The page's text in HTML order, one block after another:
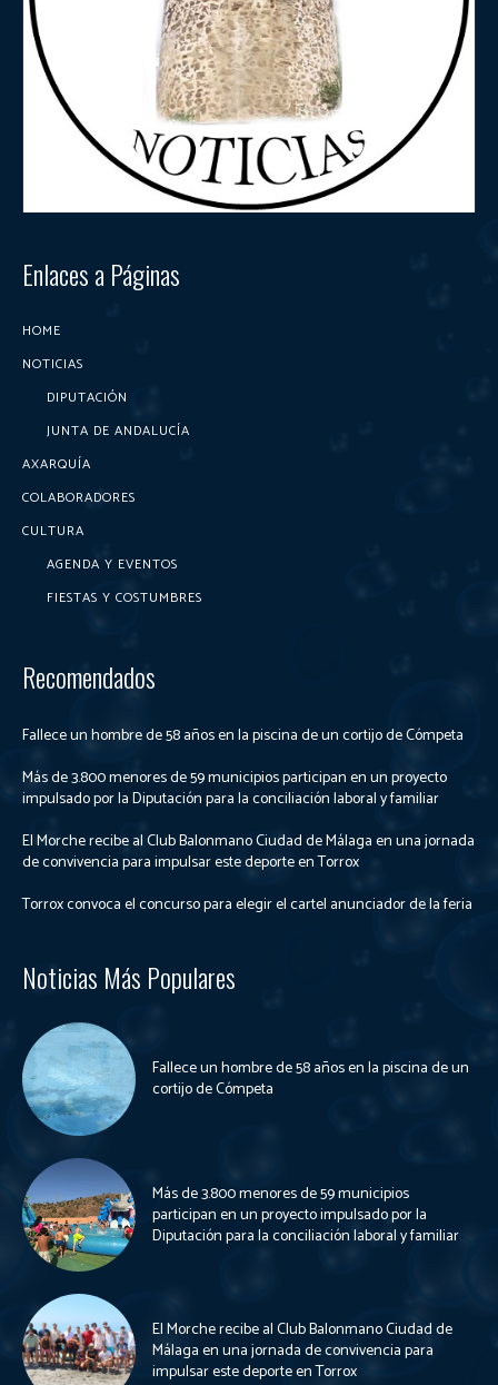
Enlaces a Páginas
HOME
NOTICIAS
DIPUTACIÓN
JUNTA DE ANDALUCÍA
AXARQUÍA
COLABORADORES
CULTURA
AGENDA Y EVENTOS
FIESTAS Y COSTUMBRES
Recomendados
Fallece un hombre de 58 años en la piscina de un cortijo de Cómpeta
Más de 3.800 menores de 59 municipios participan en un proyecto
impulsado por la Diputación para la conciliación laboral y familiar
El Morche recibe al Club Balonmano Ciudad de Málaga en una jornada
de convivencia para impulsar este deporte en Torrox
Torrox convoca el concurso para elegir el cartel anunciador de la feria
Noticias Más Populares
Fallece un hombre de 58 años en la piscina de un
cortijo de Cómpeta
Más de 3.800 menores de 59 municipios
participan en un proyecto impulsado por la
Diputación para la conciliación laboral y familiar
El Morche recibe al Club Balonmano Ciudad de
Málaga en una jornada de convivencia para
impulsar este deporte en Torrox